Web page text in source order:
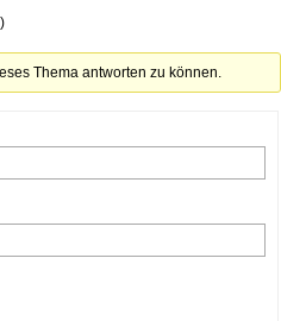
Thema antworten zu können.